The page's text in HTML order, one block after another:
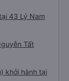
43 Lý Nam
Tất
khởi hành tại